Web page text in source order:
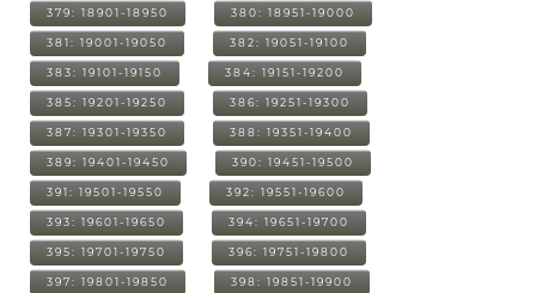
379: 18901-18950 380: 18951-19000
381: 19001-19050 382: 19051-19100
383: 19101-19150 384: 19151-19200
385: 19201-19250 386: 19251-19300
387: 19301-19350 388: 19351-19400
389: 19401-19450 390: 19451-19500
391: 19501-19550 392: 19551-19600
393: 19601-19650 394: 19651-19700
395: 19701-19750 396: 19751-19800
397: 19801-19850 398: 19851-19900